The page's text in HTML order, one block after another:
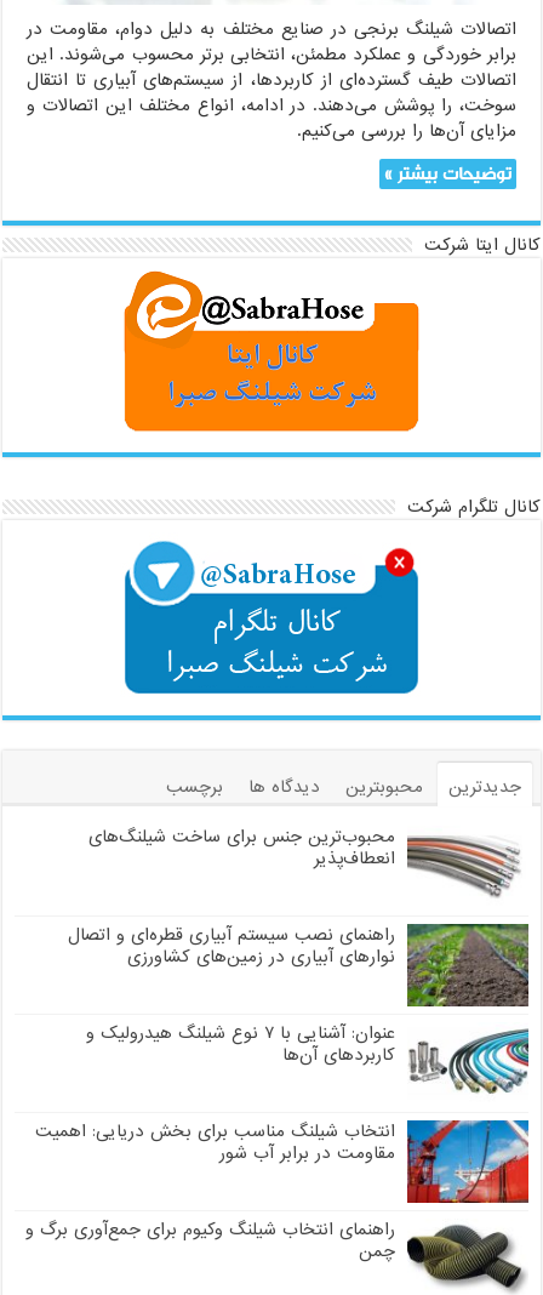
اتصالات شیلنگ برنجی در صنایع مختلف به دلیل دوام، مقاومت در
برابر خوردگی و عملکرد مطمئن، انتخابی برتر محسوب می‌شوند. این
اتصالات طیف گسترده‌ای از کاربردها، از سیستم‌های آبیاری تا انتقال
سوخت، را پوشش می‌دهند. در ادامه، انواع مختلف این اتصالات و
مزایای آن‌ها را بررسی می‌کنیم.
توضیحات بیشتر »
کانال ایتا شرکت
کانال تلگرام شرکت
جدیدترین محبوبترین دیدگاه ها
برچسب
محبوب‌ترین جنس برای ساخت شیلنگ‌های
انعطاف‌پذیر
راهنمای نصب سیستم آبیاری قطره‌ای و اتصال
نوارهای آبیاری در زمین‌های کشاورزی
عنوان: آشنایی با ۷ نوع شیلنگ هیدرولیک و
کاربردهای آن‌ها
انتخاب شیلنگ مناسب برای بخش دریایی: اهمیت
مقاومت در برابر آب شور
راهنمای انتخاب شیلنگ وکیوم برای جمع‌آوری برگ و
چمن